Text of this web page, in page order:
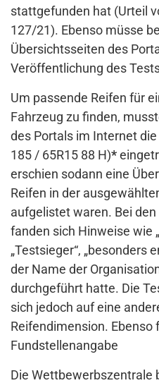
stattgefunden hat (Urteil
127/21). Ebenso müsse
Übersichtsseiten des
Veröffentlichung des
Um passende Reifen für
Fahrzeug zu finden,
des Portals im Internet
185 / 65R15 88 H)*
erschien sodann eine
Reifen in der
aufgelistet waren. Bei
fanden sich Hinweise wie
„Testsieger“, „besonders
der Name der
durchgeführt hatte. Die
sich jedoch auf eine
Reifendimension. Ebenso
Fundstellenangabe
Die Wettbewerbszentrale